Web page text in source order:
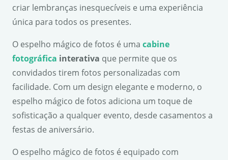
criar lembranças inesquecíveis e uma experiência
única para todos os presentes.
O espelho mágico de fotos é uma cabine
fotográfica interativa que permite que os
convidados tirem fotos personalizadas com
facilidade. Com um design elegante e moderno, o
espelho mágico de fotos adiciona um toque de
sofisticação a qualquer evento, desde casamentos a
festas de aniversário.
O espelho mágico de fotos é equipado com